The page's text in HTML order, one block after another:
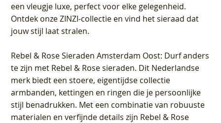
een vleugje luxe, perfect voor elke gelegenheid.
Ontdek onze ZINZI-collectie en vind het sieraad dat
jouw stijl laat stralen.
Rebel & Rose Sieraden Amsterdam Oost: Durf anders
te zijn met Rebel & Rose sieraden. Dit Nederlandse
merk biedt een stoere, eigentijdse collectie
armbanden, kettingen en ringen die je persoonlijke
stijl benadrukken. Met een combinatie van robuuste
materialen en verfijnde details zijn Rebel & Rose